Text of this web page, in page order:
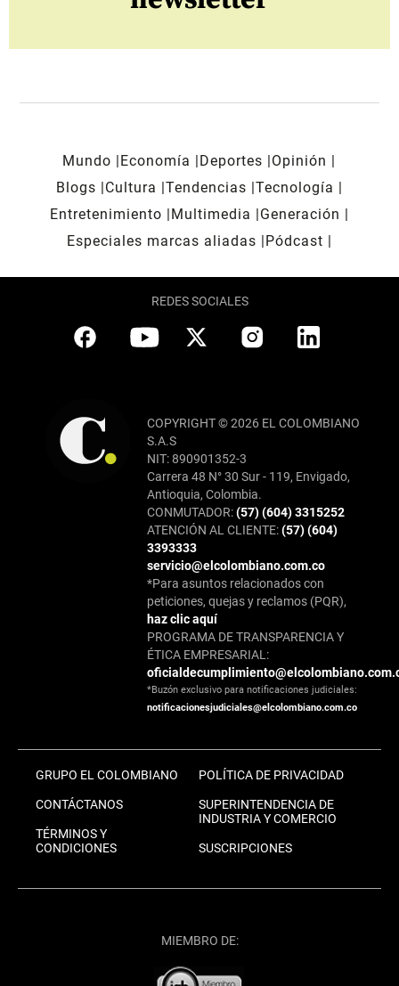
Mundo Economía Deportes
Opinión
Blogs
Cultura Tendencias Tecnología
Entretenimiento
Multimedia
Generación
Especiales marcas aliadas
Pódcast
REDES SOCIALES
COPYRIGHT © 2026 EL COLOMBIANO
S.A.S
NIT: 890901352-3
Carrera 48 N° 30 Sur - 119, Envigado,
Antioquia, Colombia.
CONMUTADOR:(57) (604) 3315252
ATENCIÓN AL CLIENTE:(57) (604)
3393333
servicio@elcolombiano.com.co
*Para asuntos relacionados con
peticiones, quejas y reclamos (PQR),
haz clic aquí
PROGRAMA DE TRANSPARENCIA Y
ÉTICA EMPRESARIAL:
*Buzón exclusivo para notificaciones judiciales:
notificacionesjudiciales@elcolombiano.com.co
GRUPO EL COLOMBIANO
CONTÁCTANOS
TÉRMINOS Y
CONDICIONES
POLÍTICA DE PRIVACIDAD
SUPERINTENDENCIA DE
INDUSTRIA Y COMERCIO
SUSCRIPCIONES
MIEMBRO DE: